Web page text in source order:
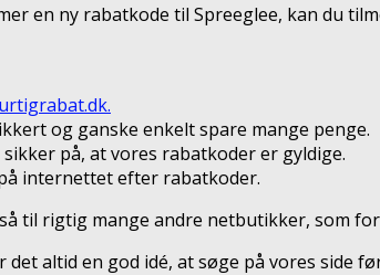
en ny rabatkode til Spreeglee, kan du
og ganske enkelt spare mange penge.
på, at vores rabatkoder er gyldige.
internettet efter rabatkoder.
til rigtig mange andre netbutikker, som
altid en god idé, at søge på vores side